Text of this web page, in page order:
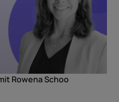
Rowena Schoo